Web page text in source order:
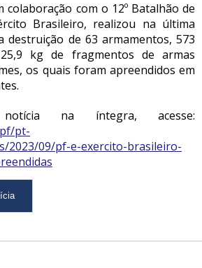
colaboração com o 12º Batalhão de
Brasileiro, realizou na última
destruição de 63 armamentos, 573
kg de fragmentos de armas
os quais foram apreendidos em
na íntegra, acesse:
pt-
2023/09/pf-e-exercito-brasileiro-